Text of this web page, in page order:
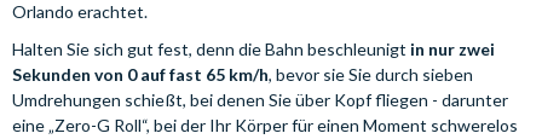
Orlando erachtet.
Halten Sie sich gut fest, denn die Bahn beschleunigt in nur zwei
Sekunden von 0 auf fast 65 km/h, bevor sie Sie durch sieben
Umdrehungen schießt, bei denen Sie über Kopf fliegen - darunter
eine „Zero-G Roll“, bei der Ihr Körper für einen Moment schwerelos